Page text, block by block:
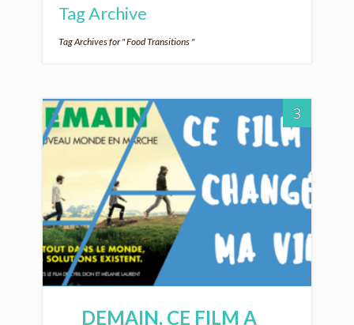
Tag Archive
Tag Archives for " Food Transitions "
3
DEMAIN, CE FILM A